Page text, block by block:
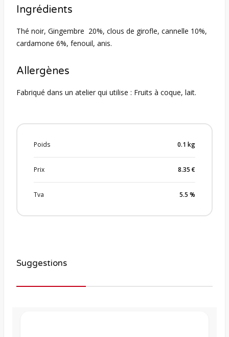
Ingrédients
Thé noir, Gingembre 20%, clous de girofle, cannelle 10%,
cardamone 6%, fenouil, anis.
Allergènes
Fabriqué dans un atelier qui utilise : Fruits à coque, lait.
Poids 0.1 kg
Prix 8.35 €
Tva 5.5 %
Suggestions